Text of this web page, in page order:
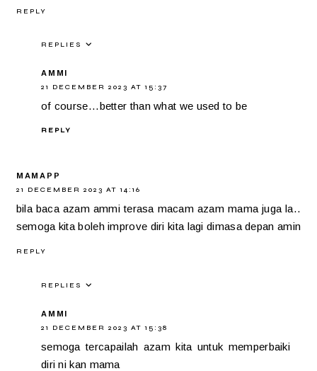
REPLY
REPLIES
AMMI
21 DECEMBER 2023 AT 15:37
of course...better than what we used to be
REPLY
MAMAPP
21 DECEMBER 2023 AT 14:16
bila baca azam ammi terasa macam azam mama juga la..
semoga kita boleh improve diri kita lagi dimasa depan amin
REPLY
REPLIES
AMMI
21 DECEMBER 2023 AT 15:38
semoga tercapailah azam kita untuk memperbaiki
diri ni kan mama